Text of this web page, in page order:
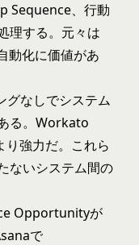
Sequence、行動
理する。元々は
動化に価値があ
なしでシステム
る。Workato
強力だ。これら
ないシステム間の
Opportunityが
で